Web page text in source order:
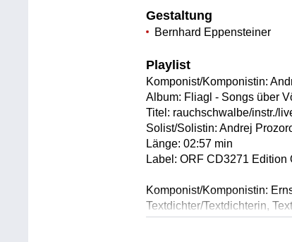
Gestaltung
Bernhard Eppensteiner
Playlist
Komponist/Komponistin:
Album: Fliagl - Songs über
Titel: rauchschwalbe/instr./
Solist/Solistin: Andrej
Länge: 02:57 min
Label: ORF CD3271 Edition
Komponist/Komponistin:
Textdichter/Textdichterin,
Album: Fliagl - Songs über